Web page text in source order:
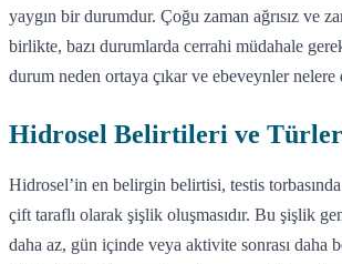
yaygın bir durumdur. Çoğu zaman ağrısız ve
birlikte, bazı durumlarda cerrahi müdahale
durum neden ortaya çıkar ve ebeveynler
Hidrosel Belirtileri ve
Hidrosel’in en belirgin belirtisi, testis
çift taraflı olarak şişlik oluşmasıdır. Bu şişlik
daha az, gün içinde veya aktivite sonrası daha